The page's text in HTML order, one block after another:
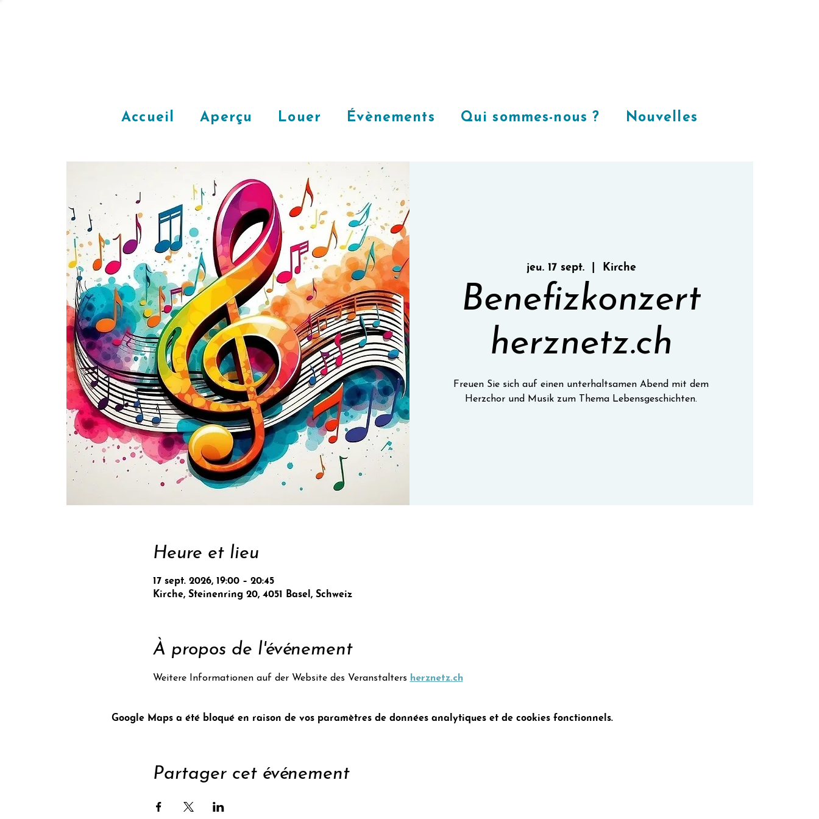
Accueil Aperçu Louer Évènements Qui sommes-nous ? Nouvelles
jeu. 17 sept.
  |
Kirche
Benefizkonzert
herznetz.ch
Freuen Sie sich auf einen unterhaltsamen Abend mit dem
Herzchor und Musik zum Thema Lebensgeschichten.
Heure et lieu
17 sept. 2026, 19:00 – 20:45
Kirche, Steinenring 20, 4051 Basel, Schweiz
À propos de l'événement
Weitere Informationen auf der Website des Veranstalters herznetz.ch
Google Maps a été bloqué en raison de vos paramètres de données analytiques et de cookies fonctionnels.
Partager cet événement